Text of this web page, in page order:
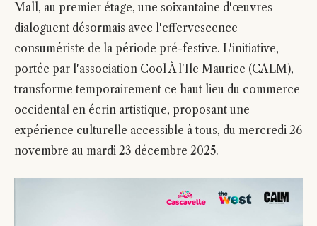
Mall, au premier étage, une soixantaine d'œuvres
dialoguent désormais avec l'effervescence
consumériste de la période pré-festive. L'initiative,
portée par l'association Cool À l'Ile Maurice (CALM),
transforme temporairement ce haut lieu du commerce
occidental en écrin artistique, proposant une
expérience culturelle accessible à tous, du mercredi 26
novembre au mardi 23 décembre 2025.